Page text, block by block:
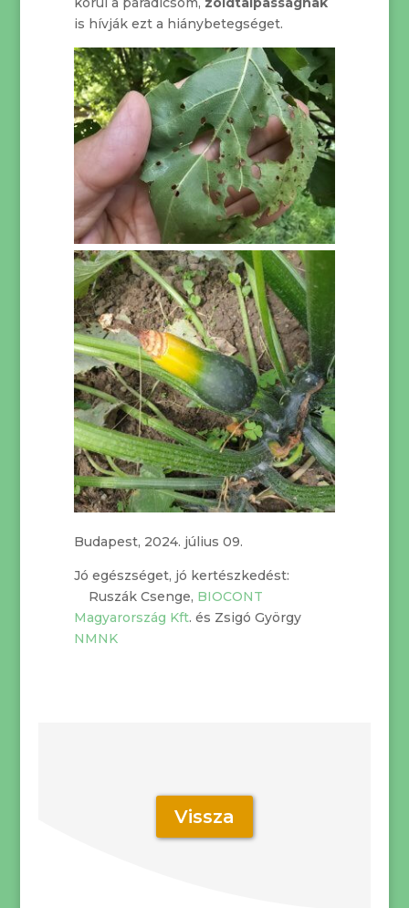
is hívják ezt a hiánybetegséget.
Budapest, 2024. július 09.
Jó egészséget, jó kertészkedést:
Ruszák Csenge, BIOCONT
Magyarország Kft. és Zsigó György
NMNK
Vissza